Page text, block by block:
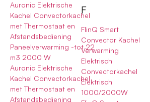
Auronic Elektrische
Kachel Convectorkachel
met Thermostaat en
Afstandsbediening
Paneelverwarming -tot 22
m3 2000 W
Auronic Elektrische
Kachel Convectorkachel
met Thermostaat en
Afstandsbediening
F
FlinQ Smart
Convector Kachel
Verwarming
Elektrisch
Convectorkachel
Elektrisch
1000/2000W